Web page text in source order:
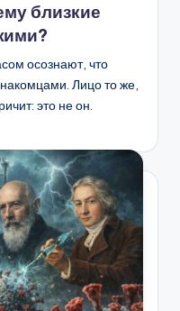
близкие
осознают, что
Лицо то же,
это не он.